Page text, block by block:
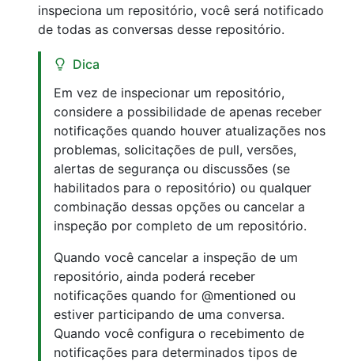
inspeciona um repositório, você será notificado
de todas as conversas desse repositório.
Dica
Em vez de inspecionar um repositório,
considere a possibilidade de apenas receber
notificações quando houver atualizações nos
problemas, solicitações de pull, versões,
alertas de segurança ou discussões (se
habilitados para o repositório) ou qualquer
combinação dessas opções ou cancelar a
inspeção por completo de um repositório.
Quando você cancelar a inspeção de um
repositório, ainda poderá receber
notificações quando for @mentioned ou
estiver participando de uma conversa.
Quando você configura o recebimento de
notificações para determinados tipos de